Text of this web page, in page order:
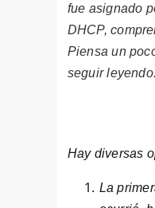
fue asignado
DHCP,
Piensa un
seguir leyendo.
Hay diversas
La